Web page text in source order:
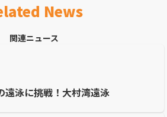
News
関連ニュース
遠泳に挑戦！大村湾遠泳